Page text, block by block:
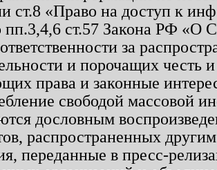
ст.8 «Право на доступ к
пп.3,4,6 ст.57 Закона РФ «О
за
и порочащих честь
права и законные
свободой массовой
дословным
распространенных
переданные в пресс-